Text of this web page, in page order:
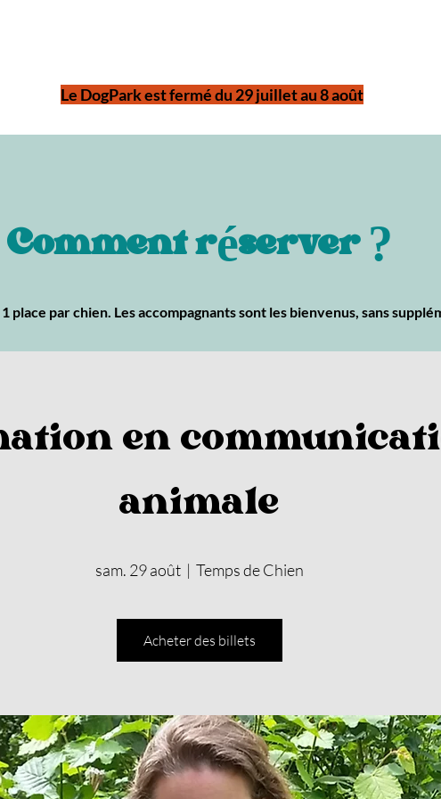
Le DogPark est fermé du 29 juillet au 8 août
Comment réserver ?
place par chien. Les accompagnants sont les bienvenus, sans
en
animale
sam. 29 août
  |
Temps de Chien
Acheter des billets